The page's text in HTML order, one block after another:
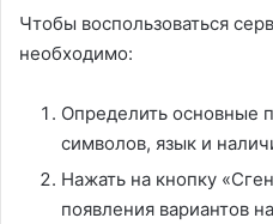
Чтобы воспользоваться
необходимо:
Определить основные
символов, язык и
Нажать на кнопку
появления вариантов